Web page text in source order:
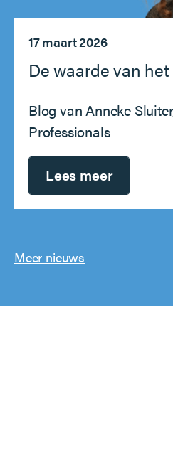
17 maart 2026
De waarde van
Blog van Anneke
Professionals
Lees meer
Meer nieuws